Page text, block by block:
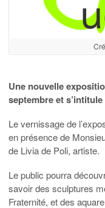
Une nouvelle
septembre et
Le vernissage de
en présence de
de Livia de Poli, artiste.
Le public pourra
savoir des sculptures
Fraternité, et des